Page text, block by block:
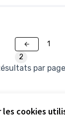
cookies
par
1
2
retirées